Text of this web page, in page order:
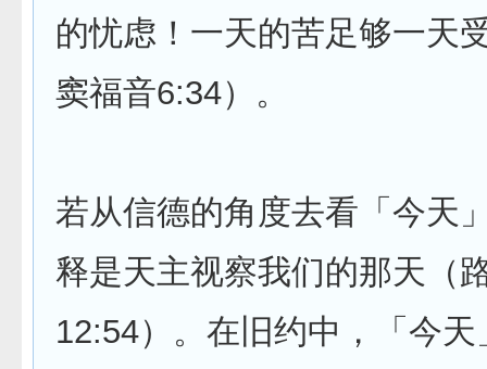
的忧虑！一天的苦足够一天
窦福音6:34）。
若从信德的角度去看「今天
释是天主视察我们的那天（
12:54）。在旧约中，「今